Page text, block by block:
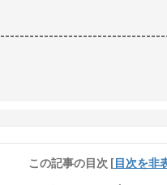
この記事の目次 [目次を非